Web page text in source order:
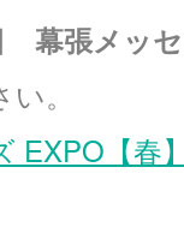
幕張メッセ
。
【春】